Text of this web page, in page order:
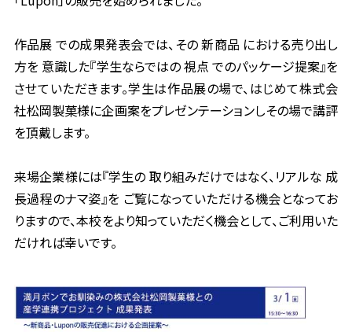
作品展 での成果発表会では、その 新商品 における売り出し
方を 意識した『学生ならではの 視点 でのパッケージ提案』を
させていただきます。学生は作品展の場で、はじめて株式会
社松岡製菓様に企画案をプレゼンテーションしその場で講評
を頂戴します。
来場企業様には『学生の 取り組みだけではなく、リアルな 成
長過程のナマ姿』を ご覧になっていただける機会となってお
りますので、本校をより知っていただく機会として、ご利用いた
だければ幸いです。